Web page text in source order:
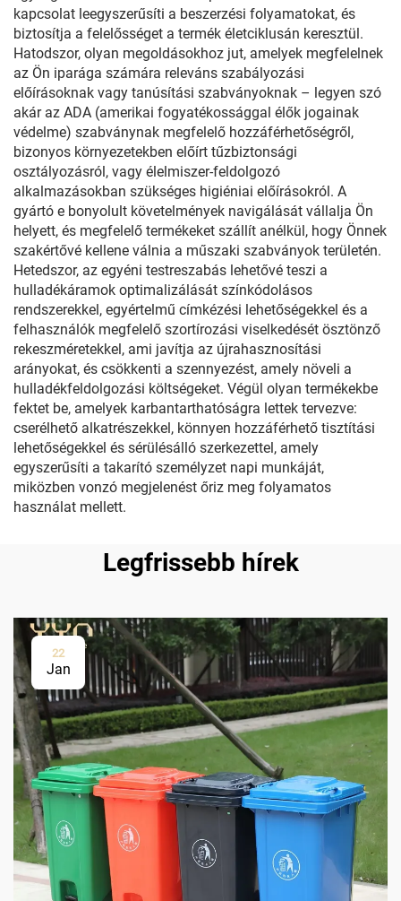
kapcsolat leegyszerűsíti a beszerzési folyamatokat, és
biztosítja a felelősséget a termék életciklusán keresztül.
Hatodszor, olyan megoldásokhoz jut, amelyek megfelelnek
az Ön iparága számára releváns szabályozási
előírásoknak vagy tanúsítási szabványoknak – legyen szó
akár az ADA (amerikai fogyatékossággal élők jogainak
védelme) szabványnak megfelelő hozzáférhetőségről,
bizonyos környezetekben előírt tűzbiztonsági
osztályozásról, vagy élelmiszer-feldolgozó
alkalmazásokban szükséges higiéniai előírásokról. A
gyártó e bonyolult követelmények navigálását vállalja Ön
helyett, és megfelelő termékeket szállít anélkül, hogy Önnek
szakértővé kellene válnia a műszaki szabványok területén.
Hetedszor, az egyéni testreszabás lehetővé teszi a
hulladékáramok optimalizálását színkódolásos
rendszerekkel, egyértelmű címkézési lehetőségekkel és a
felhasználók megfelelő szortírozási viselkedését ösztönző
rekeszméretekkel, ami javítja az újrahasznosítási
arányokat, és csökkenti a szennyezést, amely növeli a
hulladékfeldolgozási költségeket. Végül olyan termékekbe
fektet be, amelyek karbantarthatóságra lettek tervezve:
cserélhető alkatrészekkel, könnyen hozzáférhető tisztítási
lehetőségekkel és sérülésálló szerkezettel, amely
egyszerűsíti a takarító személyzet napi munkáját,
miközben vonzó megjelenést őriz meg folyamatos
használat mellett.
Legfrissebb hírek
22
Jan